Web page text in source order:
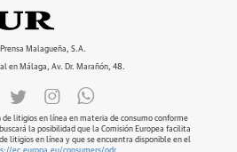
Malagueña, S.A.
en Málaga, Av. Dr. Marañón, 48.
de litigios en línea en materia de consumo conforme
la posibilidad que la Comisión Europea facilita
litigios en línea y que se encuentra disponible en el